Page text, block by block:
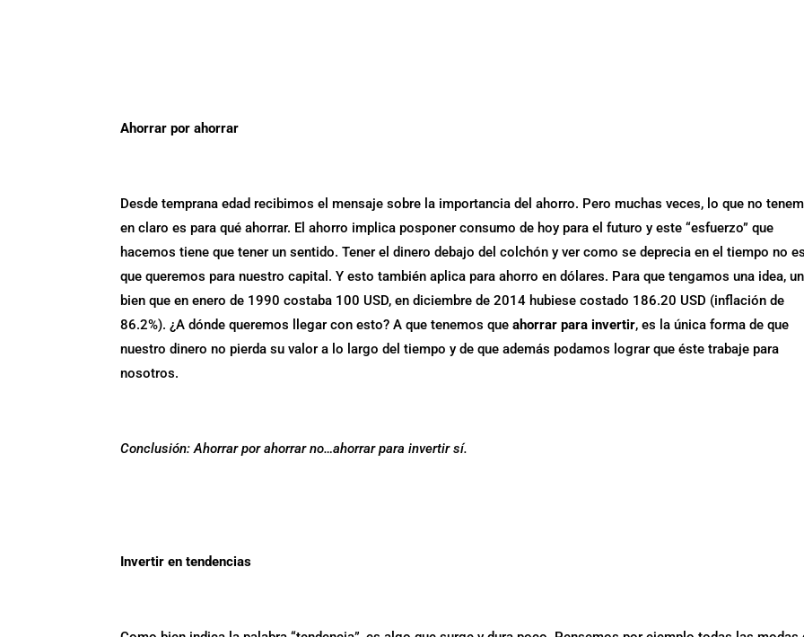
Ahorrar por ahorrar
Desde temprana edad recibimos el mensaje sobre la importancia del ahorro. Pero muchas veces, lo que no
en claro es para qué ahorrar. El ahorro implica posponer consumo de hoy para el futuro y este “esfuerzo” que
hacemos tiene que tener un sentido. Tener el dinero debajo del colchón y ver como se deprecia en el tiempo no
que queremos para nuestro capital. Y esto también aplica para ahorro en dólares. Para que tengamos una idea, un
bien que en enero de 1990 costaba 100 USD, en diciembre de 2014 hubiese costado 186.20 USD (inflación de
86.2%). ¿A dónde queremos llegar con esto? A que tenemos queahorrar para invertir, es la única forma de que
nuestro dinero no pierda su valor a lo largo del tiempo y de que además podamos lograr que éste trabaje para
nosotros.
Conclusión: Ahorrar por ahorrar no…ahorrar para invertir sí.
Invertir en tendencias